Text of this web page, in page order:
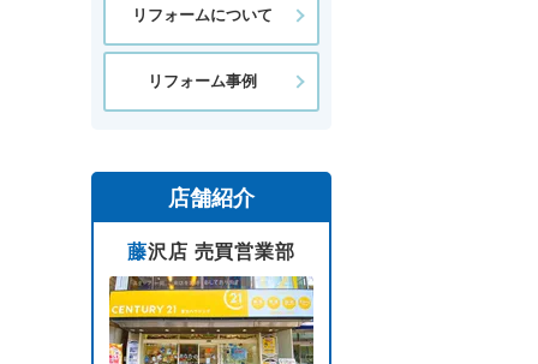
リフォームについて
リフォーム事例
店舗紹介
藤沢店 売買営業部